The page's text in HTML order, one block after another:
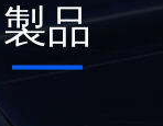
製品